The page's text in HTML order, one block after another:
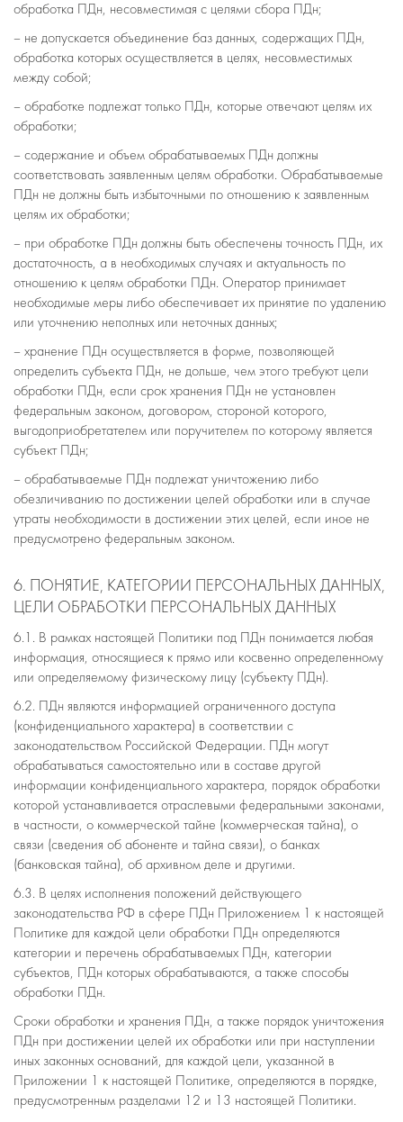
обработка ПДн, несовместимая с целями сбора ПДн;
– не допускается объединение баз данных, содержащих ПДн,
обработка которых осуществляется в целях, несовместимых
между собой;
– обработке подлежат только ПДн, которые отвечают целям их
обработки;
– содержание и объем обрабатываемых ПДн должны
соответствовать заявленным целям обработки. Обрабатываемые
ПДн не должны быть избыточными по отношению к заявленным
целям их обработки;
– при обработке ПДн должны быть обеспечены точность ПДн, их
достаточность, а в необходимых случаях и актуальность по
отношению к целям обработки ПДн. Оператор принимает
необходимые меры либо обеспечивает их принятие по удалению
или уточнению неполных или неточных данных;
– хранение ПДн осуществляется в форме, позволяющей
определить субъекта ПДн, не дольше, чем этого требуют цели
обработки ПДн, если срок хранения ПДн не установлен
федеральным законом, договором, стороной которого,
выгодоприобретателем или поручителем по которому является
субъект ПДн;
– обрабатываемые ПДн подлежат уничтожению либо
обезличиванию по достижении целей обработки или в случае
утраты необходимости в достижении этих целей, если иное не
предусмотрено федеральным законом.
6. ПОНЯТИЕ, КАТЕГОРИИ ПЕРСОНАЛЬНЫХ ДАННЫХ,
ЦЕЛИ ОБРАБОТКИ ПЕРСОНАЛЬНЫХ ДАННЫХ
6.1. В рамках настоящей Политики под ПДн понимается любая
информация, относящиеся к прямо или косвенно определенному
или определяемому физическому лицу (субъекту ПДн).
6.2. ПДн являются информацией ограниченного доступа
(конфиденциального характера) в соответствии с
законодательством Российской Федерации. ПДн могут
обрабатываться самостоятельно или в составе другой
информации конфиденциального характера, порядок обработки
которой устанавливается отраслевыми федеральными законами,
в частности, о коммерческой тайне (коммерческая тайна), о
связи (сведения об абоненте и тайна связи), о банках
(банковская тайна), об архивном деле и другими.
6.3. В целях исполнения положений действующего
законодательства РФ в сфере ПДн Приложением 1 к настоящей
Политике для каждой цели обработки ПДн определяются
категории и перечень обрабатываемых ПДн, категории
субъектов, ПДн которых обрабатываются, а также способы
обработки ПДн.
Сроки обработки и хранения ПДн, а также порядок уничтожения
ПДн при достижении целей их обработки или при наступлении
иных законных оснований, для каждой цели, указанной в
Приложении 1 к настоящей Политике, определяются в порядке,
предусмотренным разделами 12 и 13 настоящей Политики.